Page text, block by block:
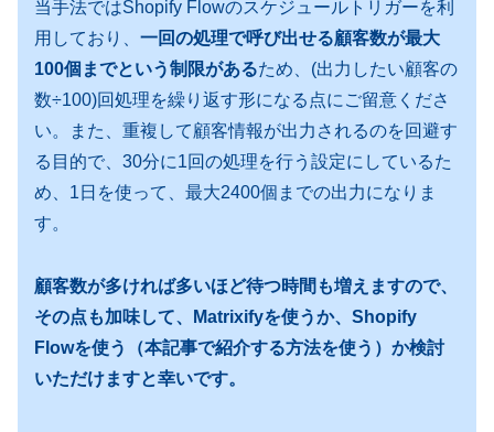
当手法ではShopify Flowのスケジュールトリガーを利
用しており、 一回の処理で呼び出せる顧客数が最大
100個までという制限があるため、(出力したい顧客の
数÷100)回処理を繰り返す形になる点にご留意くださ
い。また、重複して顧客情報が出力されるのを回避す
る目的で、30分に1回の処理を行う設定にしているた
め、1日を使って、最大2400個までの出力になりま
す。
顧客数が多ければ多いほど待つ時間も増えますので、
その点も加味して、Matrixifyを使うか、Shopify
Flowを使う（本記事で紹介する方法を使う）か検討
いただけますと幸いです。